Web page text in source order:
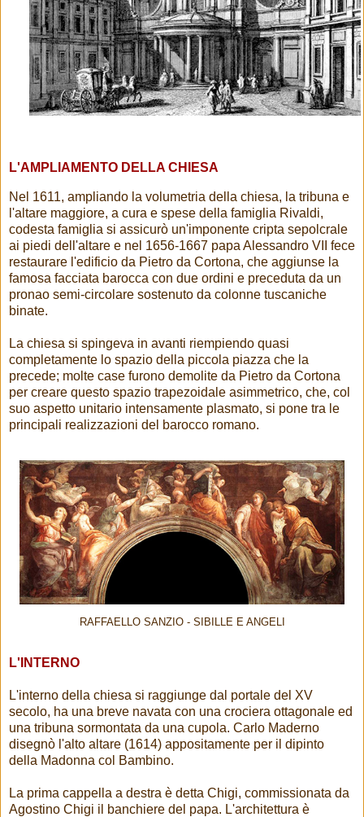
L'AMPLIAMENTO DELLA CHIESA
Nel 1611, ampliando la volumetria della chiesa, la tribuna e
l'altare maggiore, a cura e spese della famiglia Rivaldi,
codesta famiglia si assicurò un'imponente cripta sepolcrale
ai piedi dell'altare e nel 1656-1667 papa Alessandro VII fece
restaurare l'edificio da Pietro da Cortona, che aggiunse la
famosa facciata barocca con due ordini e preceduta da un
pronao semi-circolare sostenuto da colonne tuscaniche
binate.
La chiesa si spingeva in avanti riempiendo quasi
completamente lo spazio della piccola piazza che la
precede; molte case furono demolite da Pietro da Cortona
per creare questo spazio trapezoidale asimmetrico, che, col
suo aspetto unitario intensamente plasmato, si pone tra le
principali realizzazioni del barocco romano.
RAFFAELLO SANZIO - SIBILLE E ANGELI
L'INTERNO
L'interno della chiesa si raggiunge dal portale del XV
secolo, ha una breve navata con una crociera ottagonale ed
una tribuna sormontata da una cupola. Carlo Maderno
disegnò l'alto altare (1614) appositamente per il dipinto
della Madonna col Bambino.
La prima cappella a destra è detta Chigi, commissionata da
Agostino Chigi il banchiere del papa. L'architettura è